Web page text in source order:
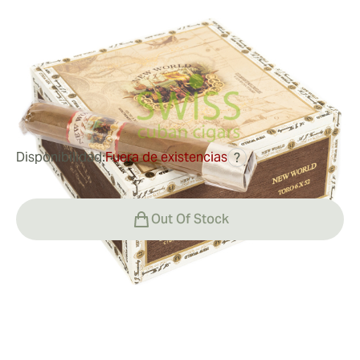
Medidor de anillo:52
Longitud: 155 mm / 6 pulgadas
Reseñas
Disponibilidad:Fuera de existencias ?
Out Of Stock